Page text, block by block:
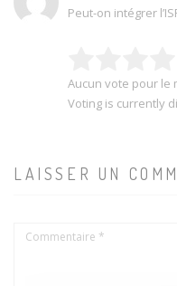
Peut-on intégrer
Aucun vote pour le
Voting is currently
LAISSER UN